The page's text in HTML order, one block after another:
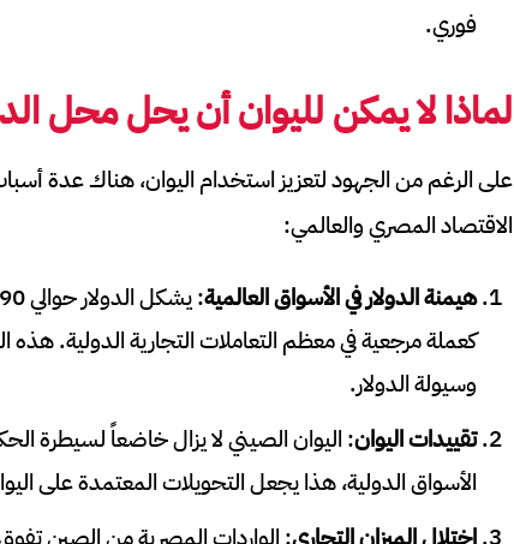
فوري.
لماذا لا يمكن لليوان أن يحل محل
على الرغم من الجهود لتعزيز استخدام اليوان، هناك عدة
الاقتصاد المصري والعالمي:
هيمنة الدولار في الأسواق العالمية
كعملة مرجعية في معظم التعاملات التجارية الدولية. هذه
وسيولة الدولار.
تقييدات اليوان: اليوان الصيني لا يزال خاضعاً لسيطرة
الأسواق الدولية، هذا يجعل التحويلات المعتمدة على